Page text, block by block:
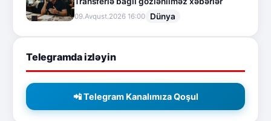
09.Avqust.2026 16:00 Dünya
Telegramda izləyin
📲 Telegram Kanalımıza Qoşul